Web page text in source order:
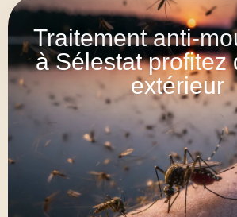
Traitement anti-
à Sélestat profitez
extérieur